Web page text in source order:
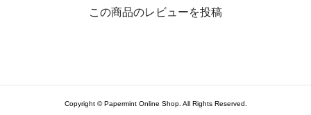
この商品のレビューを投稿
Copyright © Papermint Online Shop. All Rights Reserved.